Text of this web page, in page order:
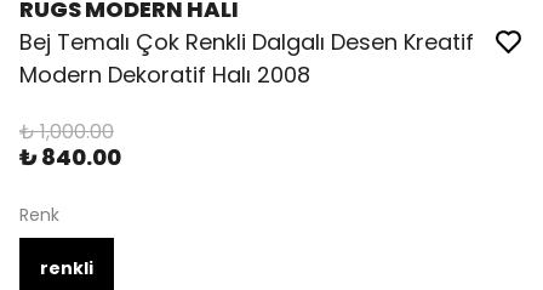
RUGS MODERN HALI
Bej Temalı Çok Renkli Dalgalı Desen Kreatif
Modern Dekoratif Halı 2008
₺ 1,000.00
₺ 840.00
Renk
renkli